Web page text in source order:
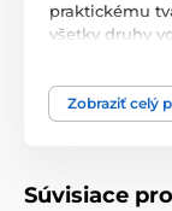
praktickému
všetky druhy
Dĺžka kábla
ilustračný
Zobraziť celý
Súvisiace